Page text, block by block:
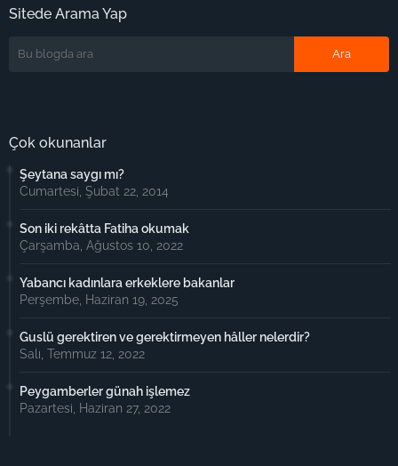
Sitede Arama Yap
Çok okunanlar
Şeytana saygı mı?
Cumartesi, Şubat 22, 2014
Son iki rekâtta Fatiha okumak
Çarşamba, Ağustos 10, 2022
Yabancı kadınlara erkeklere bakanlar
Perşembe, Haziran 19, 2025
Guslü gerektiren ve gerektirmeyen hâller nelerdir?
Salı, Temmuz 12, 2022
Peygamberler günah işlemez
Pazartesi, Haziran 27, 2022